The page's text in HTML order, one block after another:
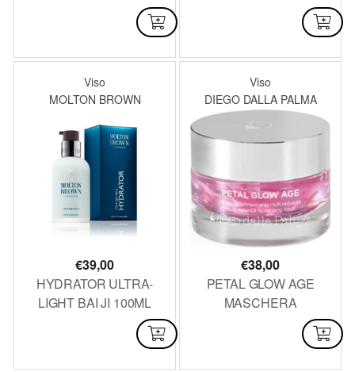
Viso
MOLTON BROWN
€39,00
HYDRATOR ULTRA-
LIGHT BAI JI 100ML
Viso
DIEGO DALLA PALMA
€38,00
PETAL GLOW AGE
MASCHERA
RIMPOLPANTE MULTI
RADIOSITA 50 ml